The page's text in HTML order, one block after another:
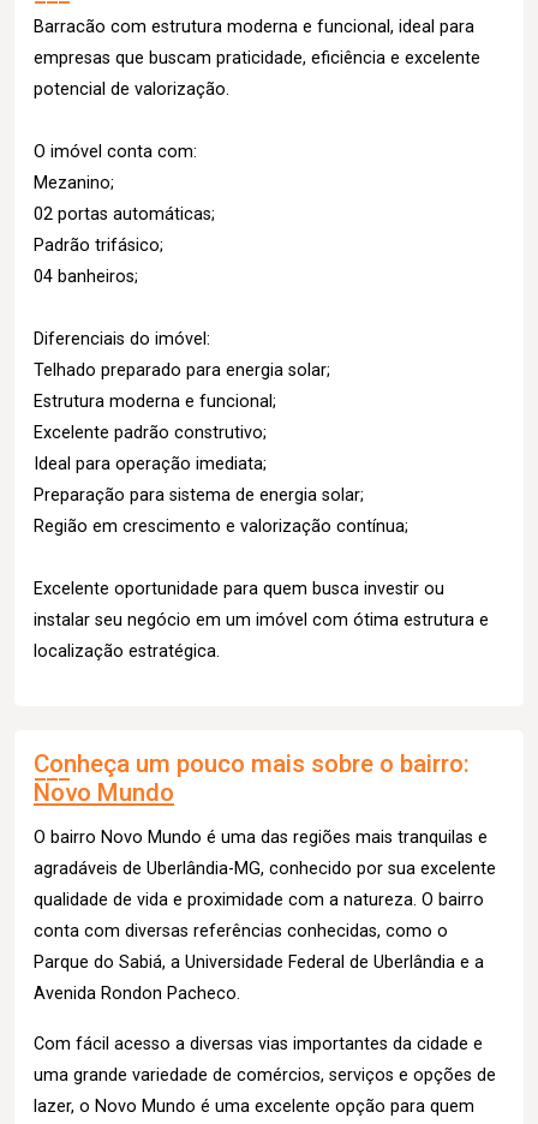
Barracão com estrutura moderna e funcional, ideal para
empresas que buscam praticidade, eficiência e excelente
potencial de valorização.
O imóvel conta com:
Mezanino;
02 portas automáticas;
Padrão trifásico;
04 banheiros;
Diferenciais do imóvel:
Telhado preparado para energia solar;
Estrutura moderna e funcional;
Excelente padrão construtivo;
Ideal para operação imediata;
Preparação para sistema de energia solar;
Região em crescimento e valorização contínua;
Excelente oportunidade para quem busca investir ou
instalar seu negócio em um imóvel com ótima estrutura e
localização estratégica.
Conheça um pouco mais sobre o bairro:
Novo Mundo
O bairro Novo Mundo é uma das regiões mais tranquilas e
agradáveis de Uberlândia-MG, conhecido por sua excelente
qualidade de vida e proximidade com a natureza. O bairro
conta com diversas referências conhecidas, como o
Parque do Sabiá, a Universidade Federal de Uberlândia e a
Avenida Rondon Pacheco.
Com fácil acesso a diversas vias importantes da cidade e
uma grande variedade de comércios, serviços e opções de
lazer, o Novo Mundo é uma excelente opção para quem